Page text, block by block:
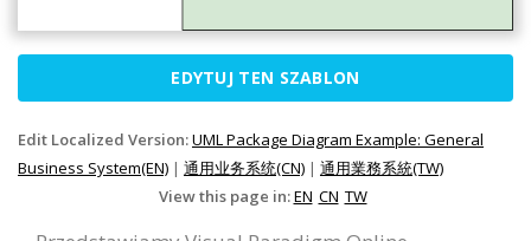
EDYTUJ TEN SZABLON
Edit Localized Version:UML Package Diagram Example: General
Business System(EN) | 通用业务系统(CN) | 通用業務系統(TW)
View this page in:EN CN TW